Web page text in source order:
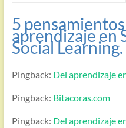
5 pensamientos
aprendizaje en
Social
Pingback: Del aprendizaje
Pingback: Bitacoras.com
Pingback: Del aprendizaje